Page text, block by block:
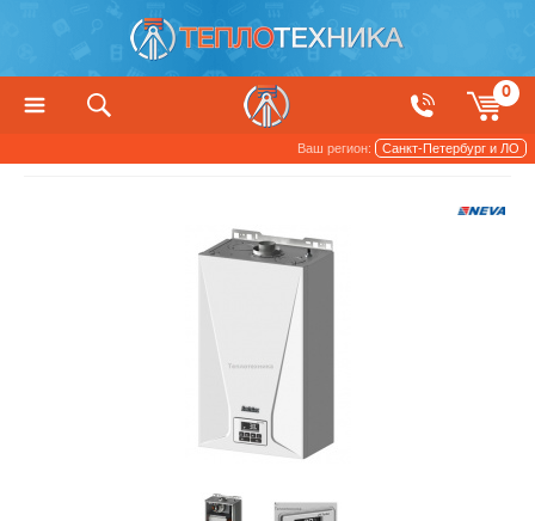
0
Ваш регион: Санкт-Петербург и ЛО